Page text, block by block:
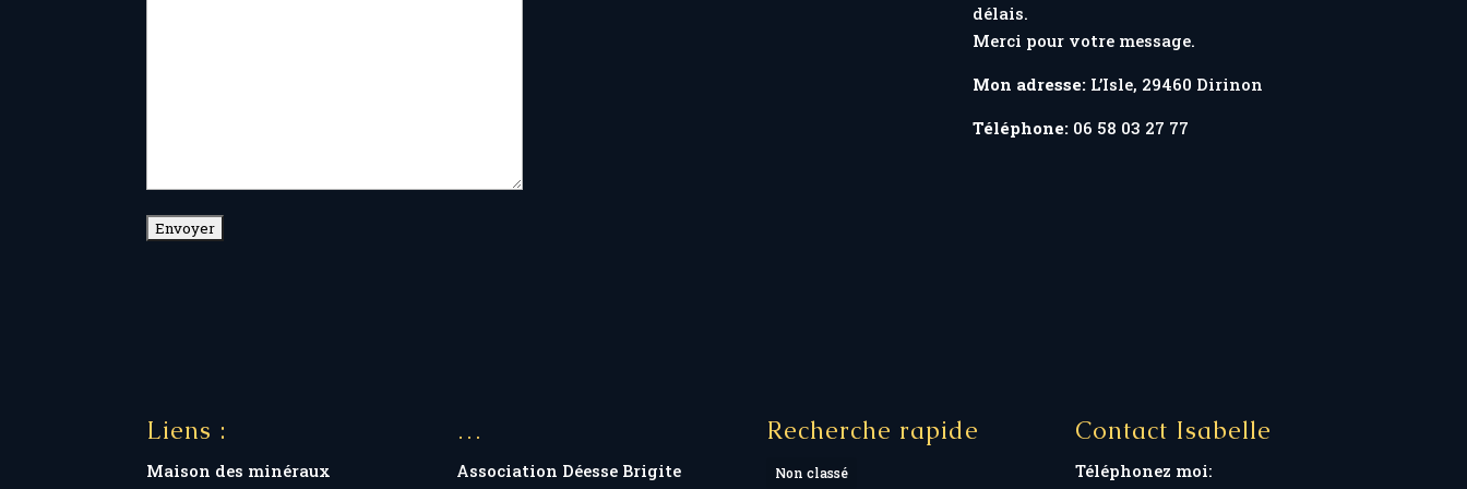
délais.
Merci pour votre message.
Mon adresse:L’Isle, 29460 Dirinon
Téléphone:06 58 03 27 77
Liens :
Maison des minéraux
…
Association Déesse Brigite
Recherche rapide
Non classé
Contact Isabelle
Téléphonez moi: